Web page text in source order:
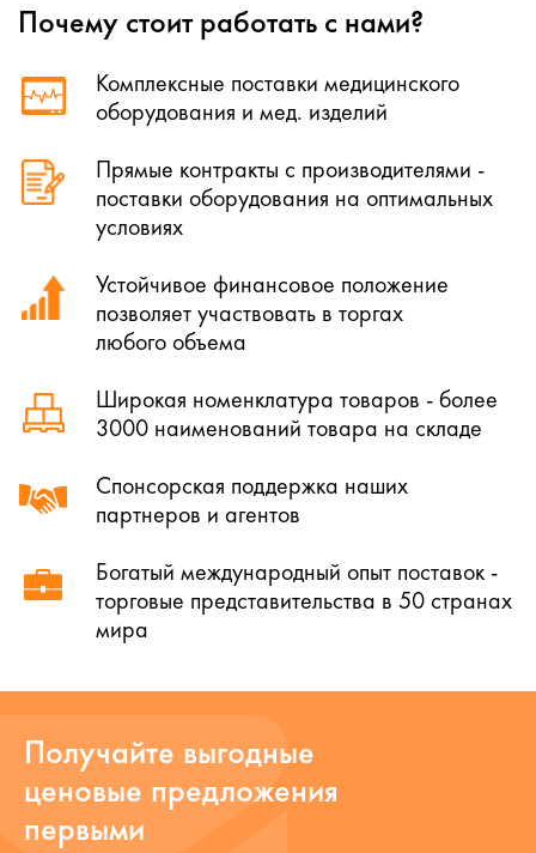
Почему стоит работать с нами?
Комплексные поставки медицинского
оборудования и мед. изделий
Прямые контракты с производителями -
поставки оборудования на оптимальных
условиях
Устойчивое финансовое положение
позволяет участвовать в торгах
любого объема
Широкая номенклатура товаров - более
3000 наименований товара на складе
Спонсорская поддержка наших
партнеров и агентов
Богатый международный опыт поставок -
торговые представительства в 50 странах
мира
Получайте выгодные
ценовые предложения
первыми